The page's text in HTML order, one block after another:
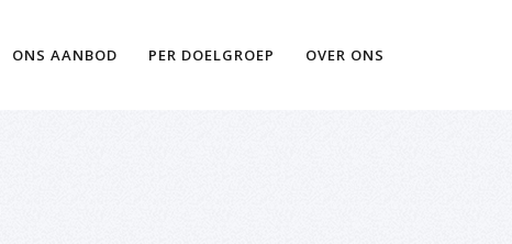
ONS AANBOD PER DOELGROEP OVER ONS